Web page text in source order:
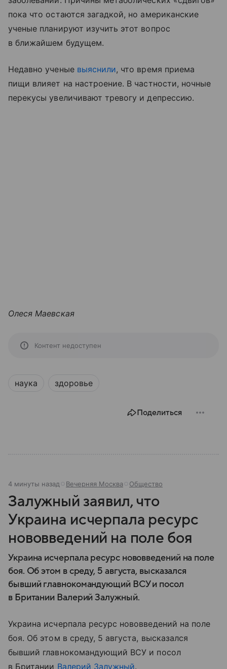
пока что остаются загадкой, но американские
ученые планируют изучить этот вопрос
в ближайшем будущем.
Недавно ученые выяснили, что время приема
пищи влияет на настроение. В частности, ночные
перекусы увеличивают тревогу и депрессию.
Олеся Маевская
Контент недоступен
наука здоровье
Поделиться
4 минуты назад Вечерняя Москва Общество
Залужный заявил, что
Украина исчерпала ресурс
нововведений на поле боя
Украина исчерпала ресурс нововведений на поле
боя. Об этом в среду, 5 августа, высказался
бывший главнокомандующий ВСУ и посол
в Британии Валерий Залужный.
Украина исчерпала ресурс нововведений на поле
боя. Об этом в среду, 5 августа, высказался
бывший главнокомандующий ВСУ и посол
в Британии Валерий Залужный.